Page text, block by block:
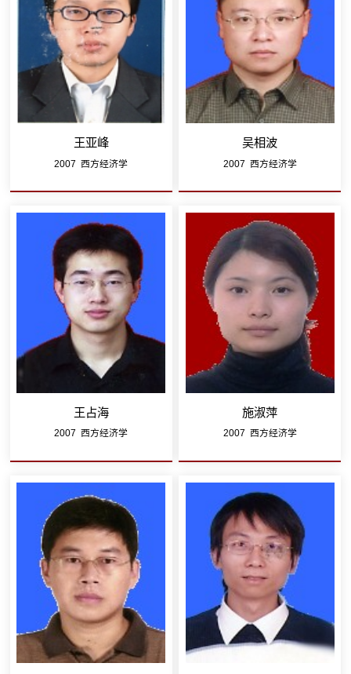
王亚峰
2007 西方经济学
吴相波
2007 西方经济学
王占海
2007 西方经济学
施淑萍
2007 西方经济学